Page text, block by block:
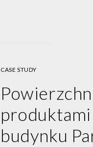
CASE STUDY
budynku